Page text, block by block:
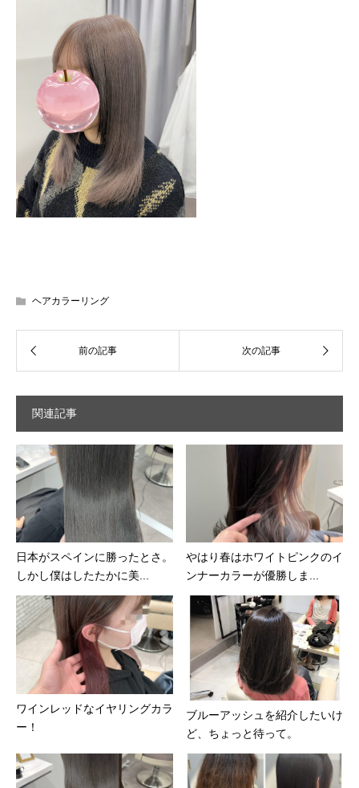
ヘアカラーリング
関連記事
日本がスペインに勝ったとさ。
しかし僕はしたたかに美...
やはり春はホワイトピンクのイ
ンナーカラーが優勝しま...
ワインレッドなイヤリングカラ
ー！
ブルーアッシュを紹介したいけ
ど、ちょっと待って。